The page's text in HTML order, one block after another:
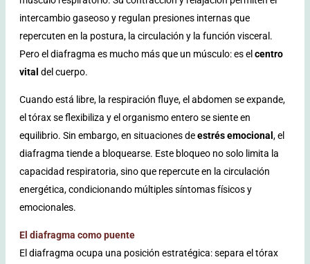
intercambio gaseoso y regulan presiones internas que
repercuten en la postura, la circulación y la función visceral.
Pero el diafragma es mucho más que un músculo: es elcentro
vital del cuerpo.
Cuando está libre, la respiración fluye, el abdomen se expande,
el tórax se flexibiliza y el organismo entero se siente en
equilibrio. Sin embargo, en situaciones deestrés emocional, el
diafragma tiende a bloquearse. Este bloqueo no solo limita la
capacidad respiratoria, sino que repercute en la circulación
energética, condicionando múltiples síntomas físicos y
emocionales.
El diafragma como puente
El diafragma ocupa una posición estratégica: separa el tórax